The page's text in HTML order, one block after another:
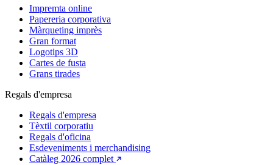
Impremta online
Papereria corporativa
Màrqueting imprès
Gran format
Logotips 3D
Cartes de fusta
Grans tirades
Regals d'empresa
Regals d'empresa
Tèxtil corporatiu
Regals d'oficina
Esdeveniments i merchandising
Catàleg 2026 complet